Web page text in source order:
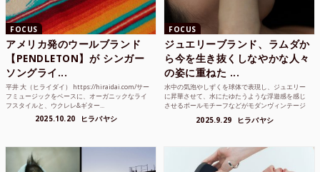
FOCUS
アメリカ発のウールブランド
【PENDLETON】が シンガー
ソングライ...
平井 大（ヒライダイ） https://hiraidai.com/サー
フミュージックをベースに、オーガニックなライ
フスタイルと、ウクレレ&ギター...
2025.10.20 ヒラバヤシ
FOCUS
ジュエリーブランド、ラムダか
ら今を生き抜くしなやかな人々
の姿に重ねた ...
水中の気泡やしずくを球体で表現し、ジュエリー
に昇華させて、水にたゆたうような浮遊感を感じ
させるボールモチーフなどがモダンヴィンテージ
2025.9.29 ヒラバヤシ